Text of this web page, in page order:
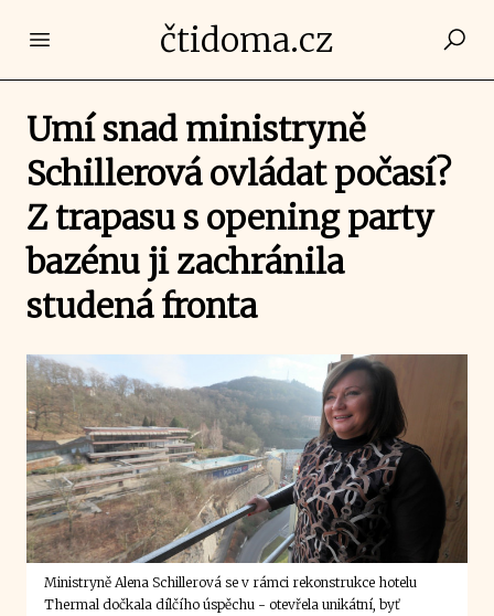
Open main menučtidoma.cz
Umí snad ministryně
Schillerová ovládat počasí?
Z trapasu s opening party
bazénu ji zachránila
studená fronta
Ministryně Alena Schillerová se v rámci rekonstrukce hotelu
Thermal dočkala dílčího úspěchu - otevřela unikátní, byť